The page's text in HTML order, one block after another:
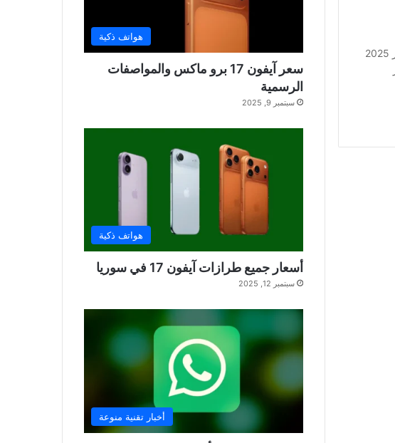
أطلقت شركات أونور وأوبو وفيفو خلال شهر أكتوبر 2025
هواتف ذكية
سعر آيفون 17 برو ماكس والمواصفات
الرسمية
سبتمبر 9, 2025
هواتف ذكية
أسعار جميع طرازات آيفون 17 في سوريا
سبتمبر 12, 2025
أخبار تقنية منوعة